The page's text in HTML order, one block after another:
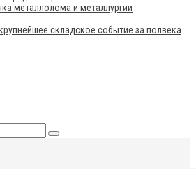
металлолома и металлургии
складское событие за полвека
Искать